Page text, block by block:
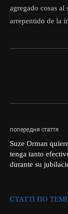
agregado cosas
arrepentido de la
попередня стаття
Suze Orman
tenga tanto
durante su
СТАТТІ ПО ТЕМІ